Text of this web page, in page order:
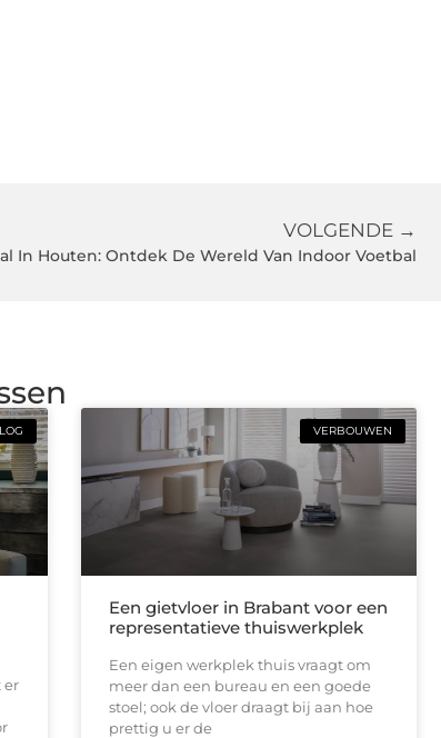
VOLGENDE →
In Houten: Ontdek De Wereld Van Indoor Voetbal
er
VERBOUWEN
Een gietvloer in Brabant voor een
representatieve thuiswerkplek
Een eigen werkplek thuis vraagt om
meer dan een bureau en een goede
stoel; ook de vloer draagt bij aan hoe
prettig u er de